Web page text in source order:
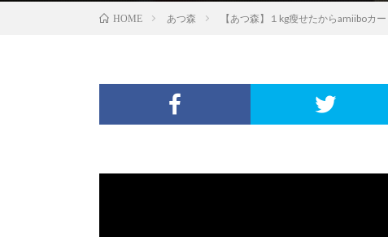
HOME あつ森 【あつ森】１kg瘦せたからamiiboカ